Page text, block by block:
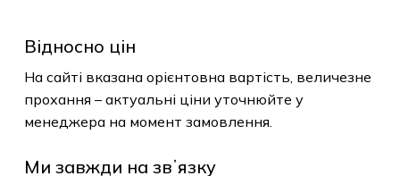
Відносно цін
На сайті вказана орієнтовна вартість, величезне
прохання – актуальні ціни уточнюйте у
менеджера на момент замовлення.
Ми завжди на звʼязку